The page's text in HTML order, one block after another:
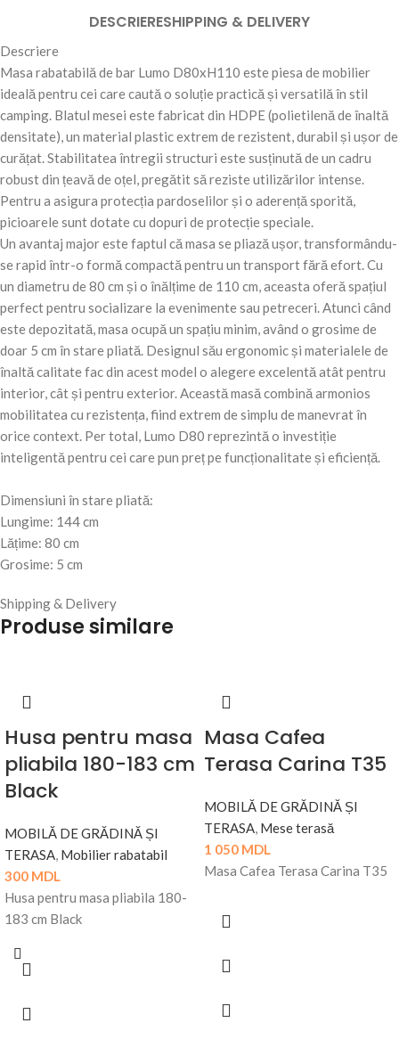
DESCRIERESHIPPING & DELIVERY
Descriere
Masa rabatabilă de bar Lumo D80xH110 este piesa de mobilier
ideală pentru cei care caută o soluție practică și versatilă în stil
camping. Blatul mesei este fabricat din HDPE (polietilenă de înaltă
densitate), un material plastic extrem de rezistent, durabil și ușor de
curățat. Stabilitatea întregii structuri este susținută de un cadru
robust din țeavă de oțel, pregătit să reziste utilizărilor intense.
Pentru a asigura protecția pardoselilor și o aderență sporită,
picioarele sunt dotate cu dopuri de protecție speciale.
Un avantaj major este faptul că masa se pliază ușor, transformându-
se rapid într-o formă compactă pentru un transport fără efort. Cu
un diametru de 80 cm și o înălțime de 110 cm, aceasta oferă spațiul
perfect pentru socializare la evenimente sau petreceri. Atunci când
este depozitată, masa ocupă un spațiu minim, având o grosime de
doar 5 cm în stare pliată. Designul său ergonomic și materialele de
înaltă calitate fac din acest model o alegere excelentă atât pentru
interior, cât și pentru exterior. Această masă combină armonios
mobilitatea cu rezistența, fiind extrem de simplu de manevrat în
orice context. Per total, Lumo D80 reprezintă o investiție
inteligentă pentru cei care pun preț pe funcționalitate și eficiență.
Dimensiuni în stare pliată:
Lungime: 144 cm
Lățime: 80 cm
Grosime: 5 cm
Shipping & Delivery
Produse similare
Husa pentru masa
pliabila 180-183 cm
Black
MOBILĂ DE GRĂDINĂ ȘI
TERASA, Mobilier rabatabil
300 MDL
Husa pentru masa pliabila 180-
183 cm Black
Masa Cafea
Terasa Carina T35
MOBILĂ DE GRĂDINĂ ȘI
TERASA, Mese terasă
1 050 MDL
Masa Cafea Terasa Carina T35